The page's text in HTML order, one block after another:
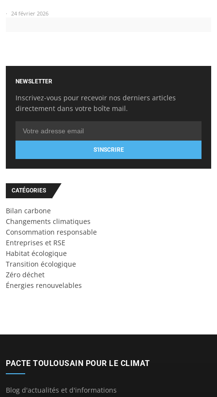
24 février 2026
NEWSLETTER
Inscrivez-vous pour recevoir nos derniers articles
directement dans votre boîte mail.
S'INSCRIRE
CATÉGORIES
Bilan carbone
Changements climatiques
Consommation responsable
Entreprises et RSE
Habitat écologique
Transition écologique
Zéro déchet
Énergies renouvelables
PACTE TOULOUSAIN POUR LE CLIMAT
Blog d'actualités et d'informations